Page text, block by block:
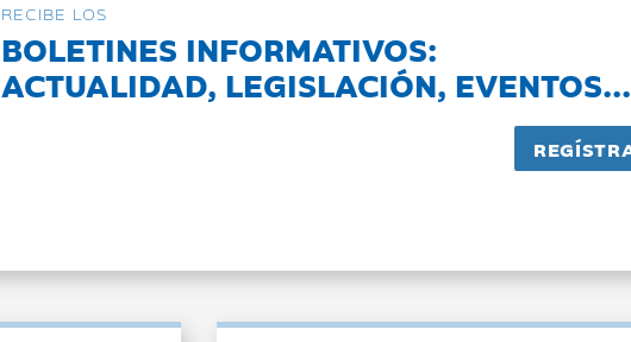
RECIBE LOS
BOLETINES INFORMATIVOS:
ACTUALIDAD, LEGISLACIÓN, EVENTOS...